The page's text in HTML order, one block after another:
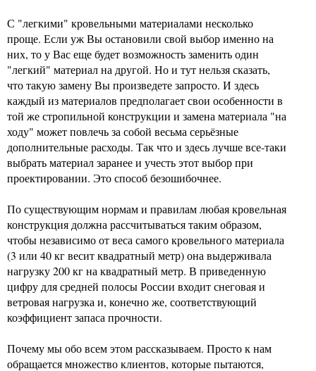
С "легкими" кровельными материалами несколько
проще. Если уж Вы остановили свой выбор именно на
них, то у Вас еще будет возможность заменить один
"легкий" материал на другой. Но и тут нельзя сказать,
что такую замену Вы произведете запросто. И здесь
каждый из материалов предполагает свои особенности в
той же стропильной конструкции и замена материала "на
ходу" может повлечь за собой весьма серьёзные
дополнительные расходы. Так что и здесь лучше все-таки
выбрать материал заранее и учесть этот выбор при
проектировании. Это способ безошибочнее.
По существующим нормам и правилам любая кровельная
конструкция должна рассчитываться таким образом,
чтобы независимо от веса самого кровельного материала
(3 или 40 кг весит квадратный метр) она выдерживала
нагрузку 200 кг на квадратный метр. В приведенную
цифру для средней полосы России входит снеговая и
ветровая нагрузка и, конечно же, соответствующий
коэффициент запаса прочности.
Почему мы обо всем этом рассказываем. Просто к нам
обращается множество клиентов, которые пытаются,